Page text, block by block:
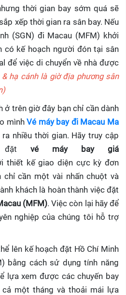
thời gian bay sớm quá sẽ
xếp thời gian ra sân bay. Nếu
(SGN) đi Macau (MFM) khởi
có kế hoạch người đón tại sân
để việc di chuyển về nhà được
hạ cánh là giờ địa phương sân
ở trên giờ đây bạn chỉ cần dành
mìnhVé máy bay đi Macau Ma
nhiều thời gian. Hãy truy cập
đặt vé máy bay giá
thiết kế giao diện cực kỳ đơn
chỉ cần một vài nhấn chuột và
khách là hoàn thành việc đặt
(MFM). Việc còn lại hãy để
nghiệp của chúng tôi hỗ trợ
lên kế hoạch đặt Hồ Chí Minh
bằng cách sử dụng tính năng
lựa xem được các chuyến bay
một tháng và thoải mái lựa